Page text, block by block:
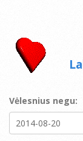
Vėlesnius negu: